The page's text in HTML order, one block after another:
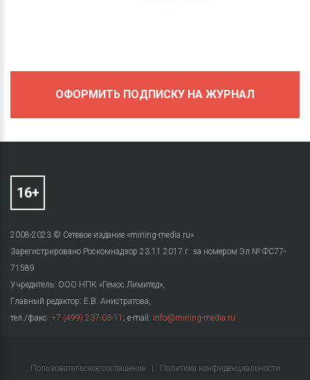
ОФОРМИТЬ ПОДПИСКУ НА ЖУРНАЛ
2008-2023 © Сетевое издание «mining-media.ru»
Зарегистрировано Роскомнадзор 23.11.2017 г. за номером Эл № ФС77-
71589
Учредитель: ООО НПК «Гемос Лимитед»,
Главный редактор: Е.В. Анистратова,
тел./факс: +7 (499) 237-03-11 ; e-mail: info@mining-media.ru
Пользовательское соглашение Политика конфиденциальности